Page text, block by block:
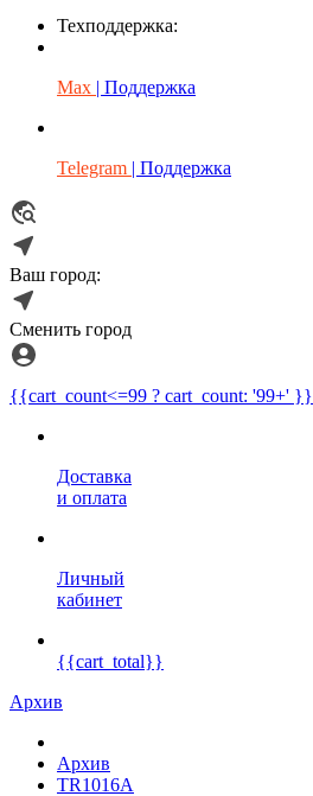
Техподдержка:
Max | Поддержка
Telegram | Поддержка
Ваш город:
Сменить город
{{cart_count<=99 ? cart_count: '99+' }}
Доставка
и оплата
Личный
кабинет
{{cart_total}}
Архив
Архив
TR1016A